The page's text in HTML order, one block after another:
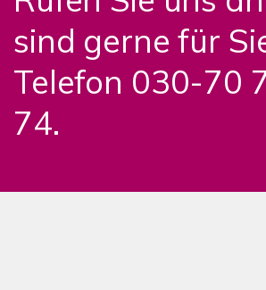
sind gerne für
Telefon 030-70
74.